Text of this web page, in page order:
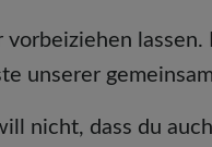
vorbeiziehen
unserer
nicht, dass du